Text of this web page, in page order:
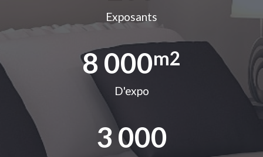
Exposants
8 000m2
D'expo
3 000